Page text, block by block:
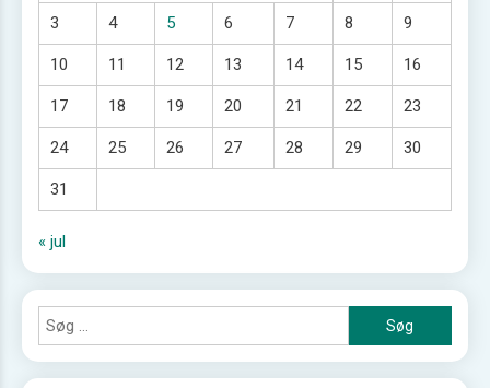
3 4 5 6 7 8 9
10 11 12 13 14 15 16
17 18 19 20 21 22 23
24 25 26 27 28 29 30
31
« jul
efter: